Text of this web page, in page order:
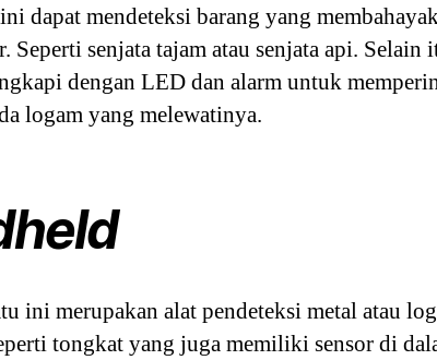
dapat mendeteksi barang yang
Seperti senjata tajam atau senjata api. Selain
dengan LED dan alarm untuk
logam yang melewatinya.
ini merupakan alat pendeteksi metal atau
tongkat yang juga memiliki sensor di